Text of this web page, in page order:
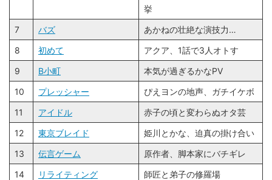
挙
7
バズ
あかねの壮絶な演技力…
8
初めて
アクア、1話で3人オトす
9
B小町
本気が過ぎるかなPV
10
プレッシャー
ぴえヨンの地声、ガチイケボ
11
アイドル
赤子の頃と変わらぬオタ芸
12
東京ブレイド
姫川とかな、迫真の掛け合い
13
伝言ゲーム
原作者、脚本家にバチギレ
14
リライティング
師匠と弟子の修羅場